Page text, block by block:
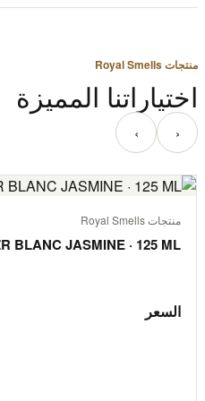
منتجات Royal Smells
اختياراتنا المميزة
‹ ›
منتجات Royal Smells
BLANC JASMINE · 125 ML
السعر